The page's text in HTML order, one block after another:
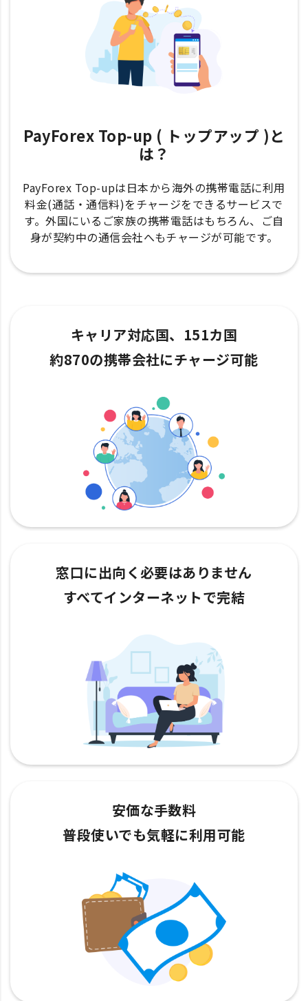
PayForex Top-up ( トップアップ )と
は？
PayForex Top-upは日本から海外の携帯電話に利用
料金(通話・通信料)をチャージをできるサービスで
す。外国にいるご家族の携帯電話はもちろん、ご自
身が契約中の通信会社へもチャージが可能です。
キャリア対応国、151カ国
約870の携帯会社にチャージ可能
窓口に出向く必要はありません
すべてインターネットで完結
安価な手数料
普段使いでも気軽に利用可能